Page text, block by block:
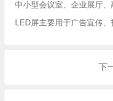
中小型会议室、企业展厅
LED屏主要用于广告宣传
下